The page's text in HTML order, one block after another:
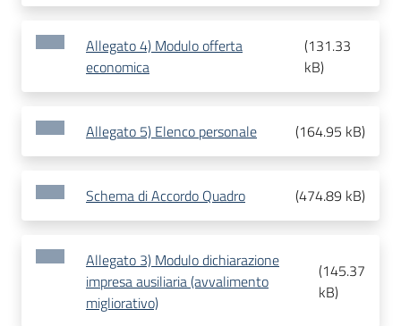
Allegato 4) Modulo offerta
economica
(131.33
kB)
Allegato 5) Elenco personale (164.95 kB)
Schema di Accordo Quadro (474.89 kB)
Allegato 3) Modulo dichiarazione
impresa ausiliaria (avvalimento
migliorativo)
(145.37
kB)